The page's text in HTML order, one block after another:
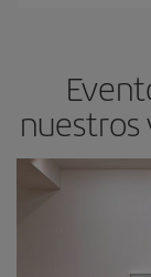
nuestros